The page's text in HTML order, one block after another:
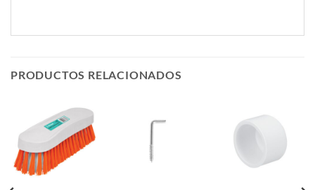
PRODUCTOS RELACIONADOS